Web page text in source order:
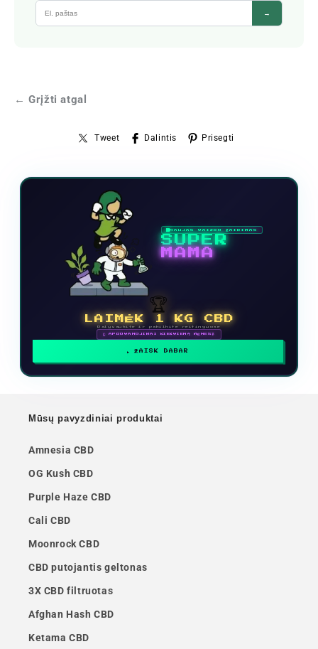
→
← Grįžti atgal
Tweet Dalintis Prisegti
NAUJAS VAIZDO ŽAIDIMAS
SUPER
MAMA
🏆
LAIMĖK 1 KG CBD
Dalyvaukite ir pakilkite reitinguose
🗓 APDOVANOJIMAI KIEKVIENĄ MĖNESĮ
ŽAISK DABAR
Mūsų pavyzdiniai produktai
Amnesia CBD
OG Kush CBD
Purple Haze CBD
Cali CBD
Moonrock CBD
CBD putojantis geltonas
3X CBD filtruotas
Afghan Hash CBD
Ketama CBD